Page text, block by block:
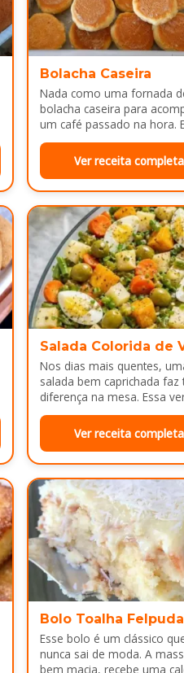
Bolacha Caseira
Nada como uma fornada
bolacha caseira para
um café passado na hora.
bolachinhas ficam
douradas por…
Ver receita completa
Salada Colorida de
Nos dias mais quentes,
salada bem caprichada faz
diferença na mesa. Essa
colorida reúne legumes
Ver receita completa
Bolo Toalha Felpuda
Esse bolo é um clássico
nunca sai de moda. A
bem macia, recebe uma